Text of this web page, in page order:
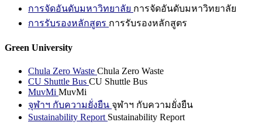
การจัดอันดับมหาวิทยาลัย การจัดอันดับมหาวิทยาลัย
การรับรองหลักสูตร การรับรองหลักสูตร
Green University
Chula Zero Waste Chula Zero Waste
CU Shuttle Bus CU Shuttle Bus
MuvMi MuvMi
จุฬาฯ กับความยั่งยืน จุฬาฯ กับความยั่งยืน
Sustainability Report Sustainability Report